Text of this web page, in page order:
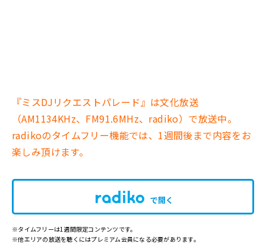
『ミスDJリクエストパレード』は文化放送
（AM1134KHz、FM91.6MHz、radiko）で放送中。
radikoのタイムフリー機能では、1週間後まで内容をお
楽しみ頂けます。
で開く
※タイムフリーは1週間限定コンテンツです。
※他エリアの放送を聴くにはプレミアム会員になる必要があります。